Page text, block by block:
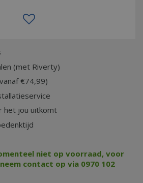
(met Riverty)
€74,99)
het jou uitkomt
niet op voorraad, voor
contact op via 0970 102